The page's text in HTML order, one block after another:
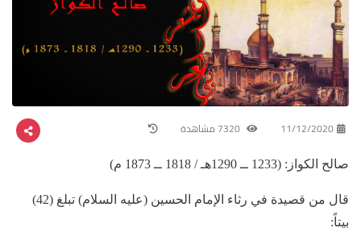
11/12/2020
صالح الكواز: (1233 ــ 1290هـ / 1818 ــ 1873 م)
قال من قصيدة في رثاء الإمام الحسين (عليه السلام) تبلغ (42)
بيتاً: